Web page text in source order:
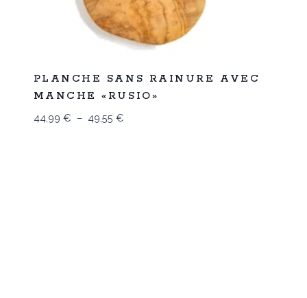
Promo
PLANCHE SANS RAINURE AVEC
MANCHE «RUSIO»
44,99 € – 49,55 €Plage